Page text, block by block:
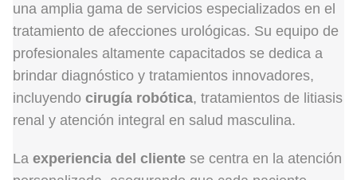
una amplia gama de servicios especializados en el
tratamiento de afecciones urológicas. Su equipo de
profesionales altamente capacitados se dedica a
brindar diagnóstico y tratamientos innovadores,
incluyendo cirugía robótica, tratamientos de litiasis
renal y atención integral en salud masculina.
La experiencia del cliente se centra en la atención